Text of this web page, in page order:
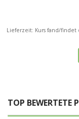
Lieferzeit: Kurs fand/
TOP BEWERTETE